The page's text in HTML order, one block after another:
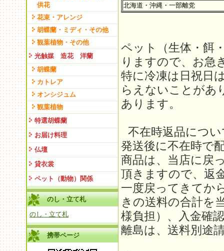
供花
花束・アレンジ
胡蝶蘭・ミディ・その他
観葉植物・その他
光触媒 造花 洋蘭
胡蝶蘭
カトレア
オンシジュム
観葉植物
特選胡蝶蘭
お届け料理
仏壇
貸衣裳
ペット（動物）関係
のし・立て札
のし・立て札
携帯ページ
北海道・沖縄・一部離党
ペット（生体・餌
りますので、お急
特に冷凍は日祝日
らえないことがあ
あります。
不在時返品につ
発送後に不在時で
商品は、当店に戻
頂きますので、返
一度戻ってきてか
きの送料の合計を
様負担）、入金確
離島は、送料別途